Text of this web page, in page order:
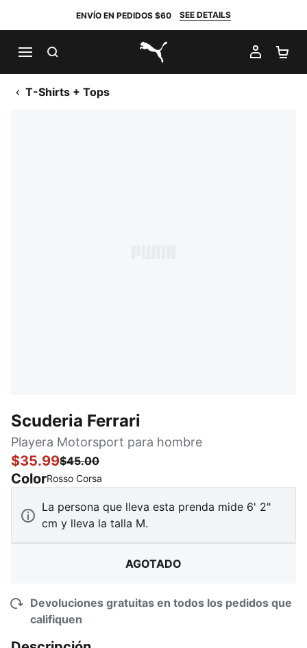
ENVÍO EN PEDIDOS $60 SEE DETAILS
PUMA.com
MI
T-Shirts + Tops
Scuderia Ferrari
Playera Motorsport para hombre
$35.99$45.00
ColorRosso Corsa
La persona que lleva esta prenda mide 6' 2"
cm y lleva la talla M.
AGOTADO
Devoluciones gratuitas en todos los pedidos que
califiquen